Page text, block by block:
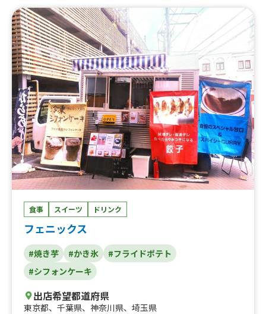
団子、ほうじ茶ラテクリーム、わらび餅、抹茶ラテクリー
ム、かき氷、削り果実氷、ロングチュロス、ロングポテ
ト、ロングトルネードポテト
食事 スイーツ ドリンク
フェニックス
#焼き芋 #かき氷
#フライドポテト
#シフォンケーキ
出店希望都道府県
東京都、 千葉県、 神奈川県、 埼玉県